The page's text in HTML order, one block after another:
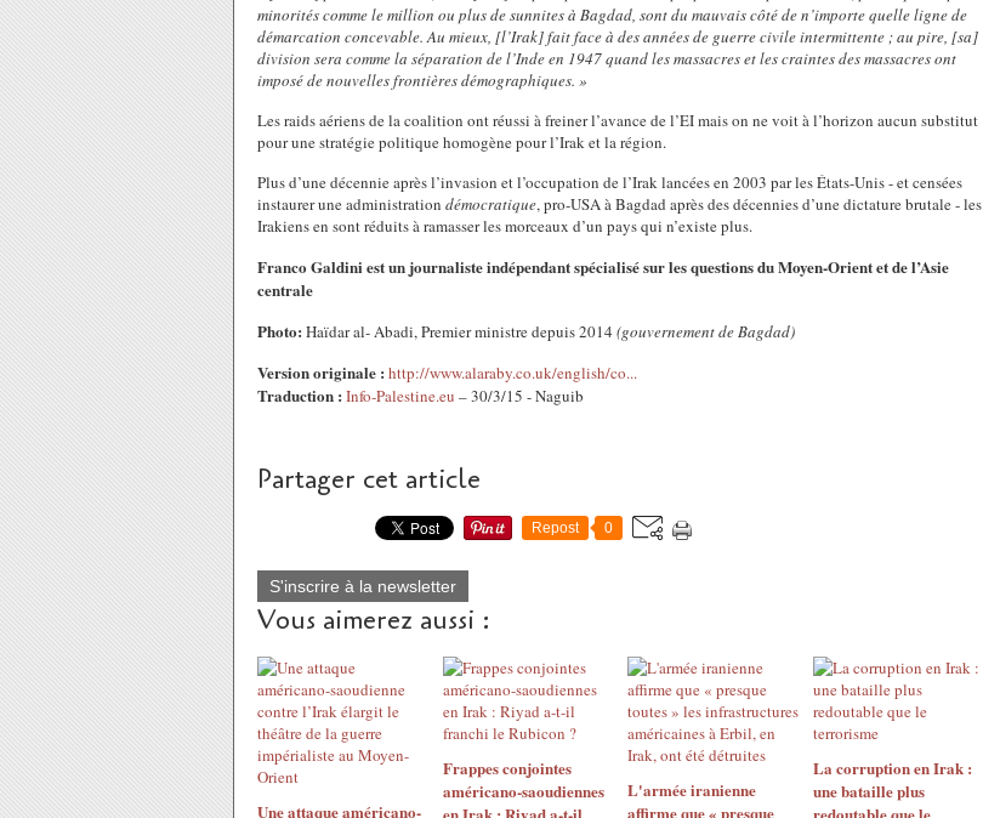
minorités comme le million ou plus de sunnites à Bagdad, sont du mauvais côté de n’importe quelle ligne de
démarcation concevable. Au mieux, [l’Irak] fait face à des années de guerre civile intermittente ; au pire, [sa]
division sera comme la séparation de l’Inde en 1947 quand les massacres et les craintes des massacres ont
imposé de nouvelles frontières démographiques. »
Les raids aériens de la coalition ont réussi à freiner l’avance de l’EI mais on ne voit à l’horizon aucun substitut
pour une stratégie politique homogène pour l’Irak et la région.
Plus d’une décennie après l’invasion et l’occupation de l’Irak lancées en 2003 par les États-Unis - et censées
instaurer une administration démocratique, pro-USA à Bagdad après des décennies d’une dictature brutale - les
Irakiens en sont réduits à ramasser les morceaux d’un pays qui n’existe plus.
Franco Galdini est un journaliste indépendant spécialisé sur les questions du Moyen-Orient et de l’Asie
centrale
Photo: Haïdar al- Abadi,Premier ministre depuis 2014 (gouvernement de Bagdad)
Version originale : http://www.alaraby.co.uk/english/co...
Traduction : Info-Palestine.eu – 30/3/15 - Naguib
Partager cet article
Repost 0
S'inscrire à la newsletter
Vous aimerez aussi :
Une attaque américano-
Frappes conjointes
américano-saoudiennes
L'armée iranienne
affirme que « presque
La corruption en Irak :
une bataille plus